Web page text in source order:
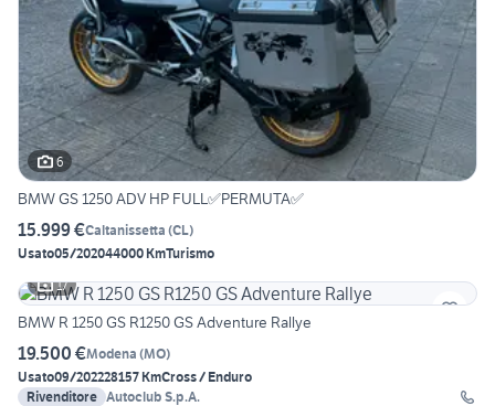
6
BMW GS 1250 ADV HP FULL✅PERMUTA✅
15.999 €Caltanissetta (CL)
Usato05/202044000 KmTurismo
17
BMW R 1250 GS R1250 GS Adventure Rallye
19.500 €Modena (MO)
Usato09/202228157 KmCross / Enduro
Rivenditore Autoclub S.p.A.